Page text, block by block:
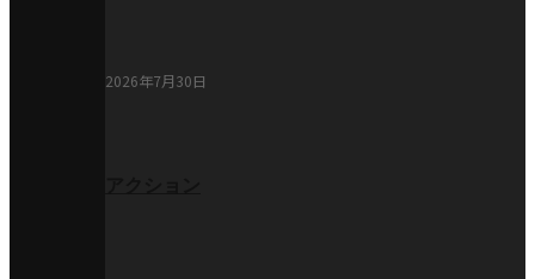
2026年7月30日